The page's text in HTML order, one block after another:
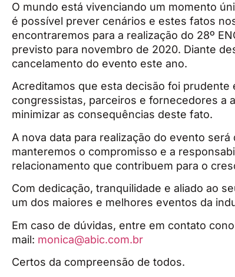
O mundo está vivenciando um momento
é possível prever cenários e estes fatos
encontraremos para a realização do 28º
previsto para novembro de 2020. Diante
cancelamento do evento este ano.
Acreditamos que esta decisão foi
congressistas, parceiros e fornecedores a
minimizar as consequências deste fato.
A nova data para realização do evento será
manteremos o compromisso e a
relacionamento que contribuem para o
Com dedicação, tranquilidade e aliado ao
um dos maiores e melhores eventos da
Em caso de dúvidas, entre em contato
mail: monica@abic.com.br
Certos da compreensão de todos.